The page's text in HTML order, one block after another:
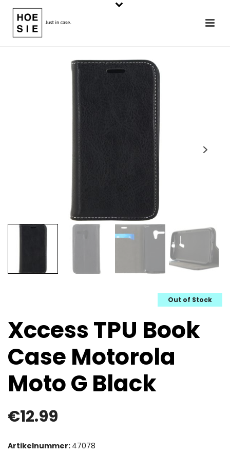
Out of Stock
Xccess TPU Book
Case Motorola
Moto G Black
€12.99
Artikelnummer: 47078